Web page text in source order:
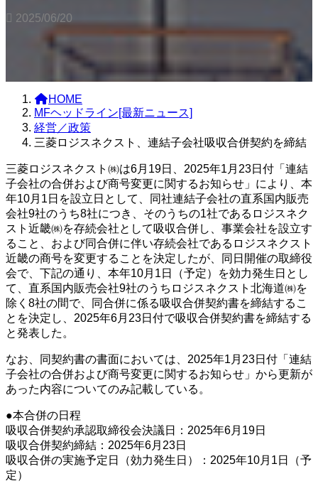
2025/06/20
HOME
MFヘッドライン[最新ニュース]
経営／政策
三菱ロジスネクスト、連結子会社吸収合併契約を締結
三菱ロジスネクスト㈱は6月19日、2025年1月23日付「連結
子会社の合併および商号変更に関するお知らせ」により、本
年10月1日を設立日として、同社連結子会社の直系国内販売
会社9社のうち8社につき、そのうちの1社であるロジスネク
スト近畿㈱を存続会社として吸収合併し、事業会社を設立す
ること、および同合併に伴い存続会社であるロジスネクスト
近畿の商号を変更することを決定したが、同日開催の取締役
会で、下記の通り、本年10月1日（予定）を効力発生日とし
て、直系国内販売会社9社のうちロジスネクスト北海道㈱を
除く8社の間で、同合併に係る吸収合併契約書を締結するこ
とを決定し、2025年6月23日付で吸収合併契約書を締結する
と発表した。
なお、同契約書の書面においては、2025年1月23日付「連結
子会社の合併および商号変更に関するお知らせ」から更新が
あった内容についてのみ記載している。
●本合併の日程
吸収合併契約承認取締役会決議日：2025年6月19日
吸収合併契約締結：2025年6月23日
吸収合併の実施予定日（効力発生日）：2025年10月1日（予
定）